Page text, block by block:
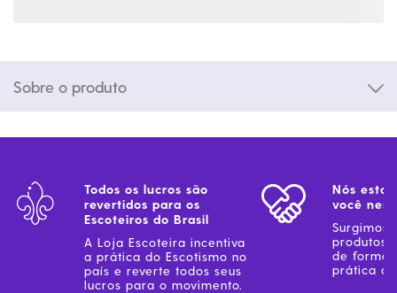
Sobre o produto
Todos os lucros são
revertidos para os
Escoteiros do Brasil
A Loja Escoteira incentiva
a prática do Escotismo no
país e reverte todos seus
lucros para o movimento.
Nós
você
Surgimos
produtos
de forma
prática